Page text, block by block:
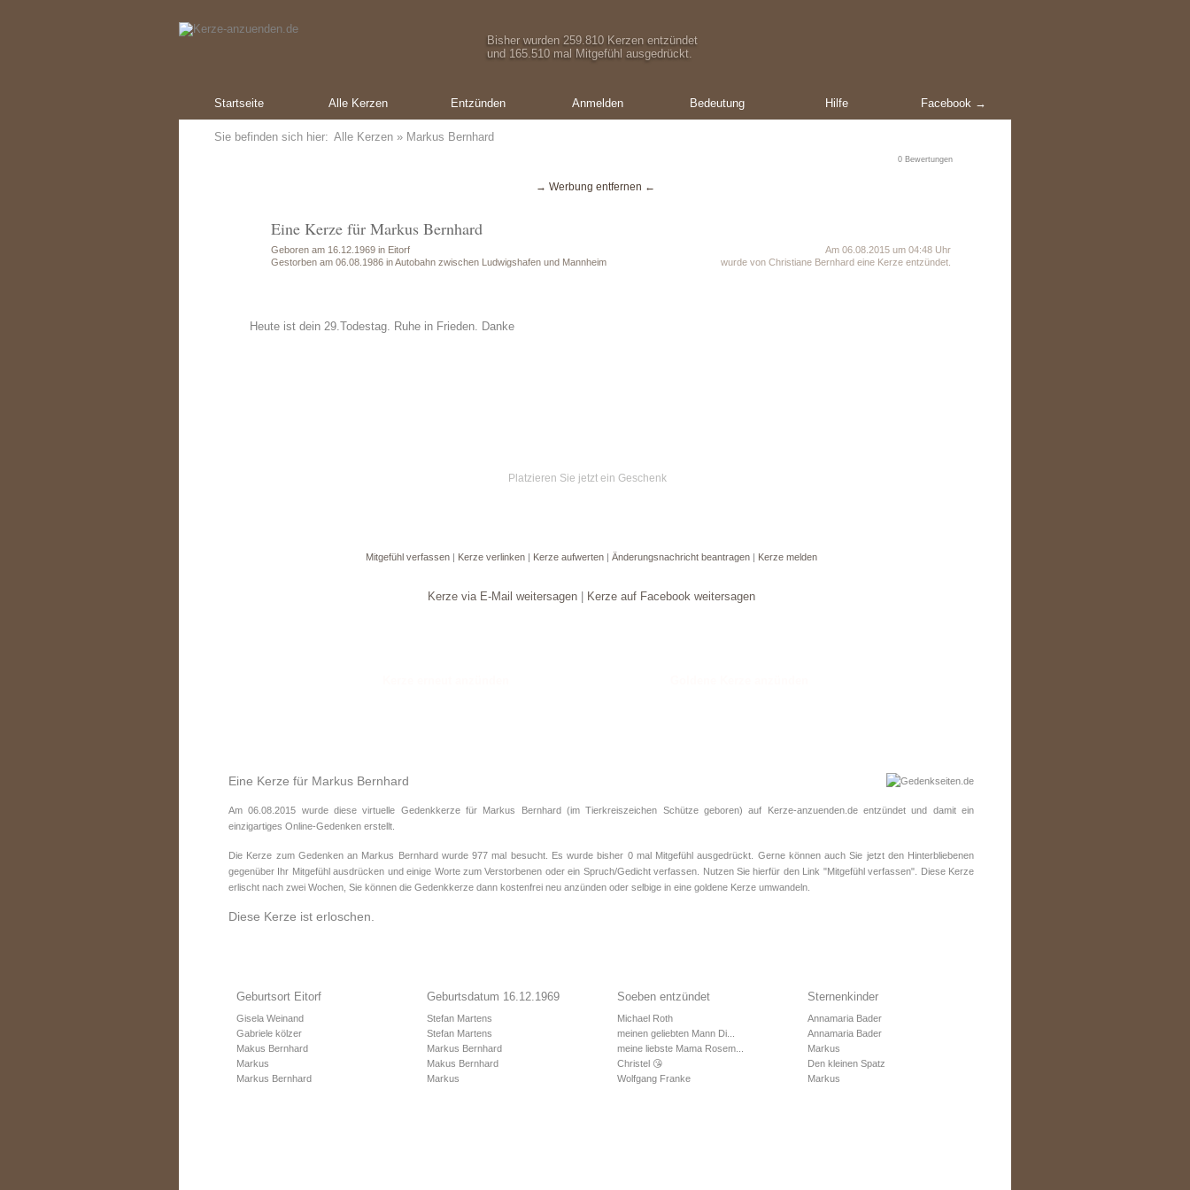
Bisher wurden 259.810 Kerzen entzündet
und 165.510 mal Mitgefühl ausgedrückt.
Startseite Alle Kerzen Entzünden Anmelden Bedeutung Hilfe Facebook →
Sie befinden sich hier: Alle Kerzen » Markus Bernhard
0 Bewertungen
→ Werbung entfernen ←
Eine Kerze für Markus Bernhard
Geboren am 16.12.1969 in Eitorf
Gestorben am 06.08.1986 in Autobahn zwischen Ludwigshafen und Mannheim
Am 06.08.2015 um 04:48 Uhr
wurde von Christiane Bernhard eine Kerze entzündet.
Heute ist dein 29.Todestag. Ruhe in Frieden. Danke
Platzieren Sie jetzt ein Geschenk
Mitgefühl verfassen | Kerze verlinken | Kerze aufwerten | Änderungsnachricht beantragen | Kerze melden
Kerze via E-Mail weitersagen Kerze auf Facebook weitersagen
Eine Kerze für Markus Bernhard
Am 06.08.2015 wurde diese virtuelle Gedenkkerze für Markus Bernhard (im Tierkreiszeichen Schützegeboren) auf Kerze-anzuenden.de entzündet und damit ein
einzigartiges Online-Gedenken erstellt.
Die Kerze zum Gedenken an Markus Bernhard wurde 977 mal besucht. Es wurde bisher 0 mal Mitgefühl ausgedrückt. Gerne können auch Sie jetzt den Hinterbliebenen
gegenüber Ihr Mitgefühl ausdrücken und einige Worte zum Verstorbenen oder ein Spruch/Gedicht verfassen. Nutzen Sie hierfür den Link "Mitgefühl verfassen". Diese Kerze
erlischt nach zwei Wochen, Sie können die Gedenkkerze dann kostenfrei neu anzünden oder selbige in eine goldene Kerze umwandeln.
Diese Kerze ist erloschen.
Geburtsort Eitorf
Gisela Weinand
Gabriele kölzer
Makus Bernhard
Markus
Markus Bernhard
Geburtsdatum 16.12.1969
Stefan Martens
Stefan Martens
Markus Bernhard
Makus Bernhard
Markus
Soeben entzündet
Michael Roth
meinen geliebten Mann Di...
meine liebste Mama Rosem...
Christel 😘
Wolfgang Franke
Sternenkinder
Annamaria Bader
Annamaria Bader
Markus
Den kleinen Spatz
Markus